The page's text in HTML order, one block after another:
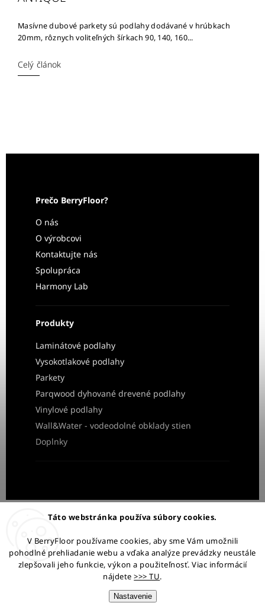
Táto webstránka používa súbory cookies.
V BerryFloor používame cookies, aby sme Vám umožnili
pohodlné prehliadanie webu a vďaka analýze prevádzky neustále
zlepšovali jeho funkcie, výkon a použiteľnosť. Viac informácií
nájdete>>> TU.
Nastavenie
Masívne dubové parkety sú podlahy dodávané v hrúbkach
20mm, rôznych voliteľných šírkach 90, 140, 160...
Celý článok
Prečo BerryFloor?
O nás
O výrobcovi
Kontaktujte nás
Spolupráca
Harmony Lab
Produkty
Laminátové podlahy
Vysokotlakové podlahy
Parkety
Parqwood dyhované drevené podlahy
Vinylové podlahy
Wall&Water - vodeodolné obklady stien
Doplnky
Obchodné podmienkyOchrana osobných údajov
Ostaňme v kontakte: